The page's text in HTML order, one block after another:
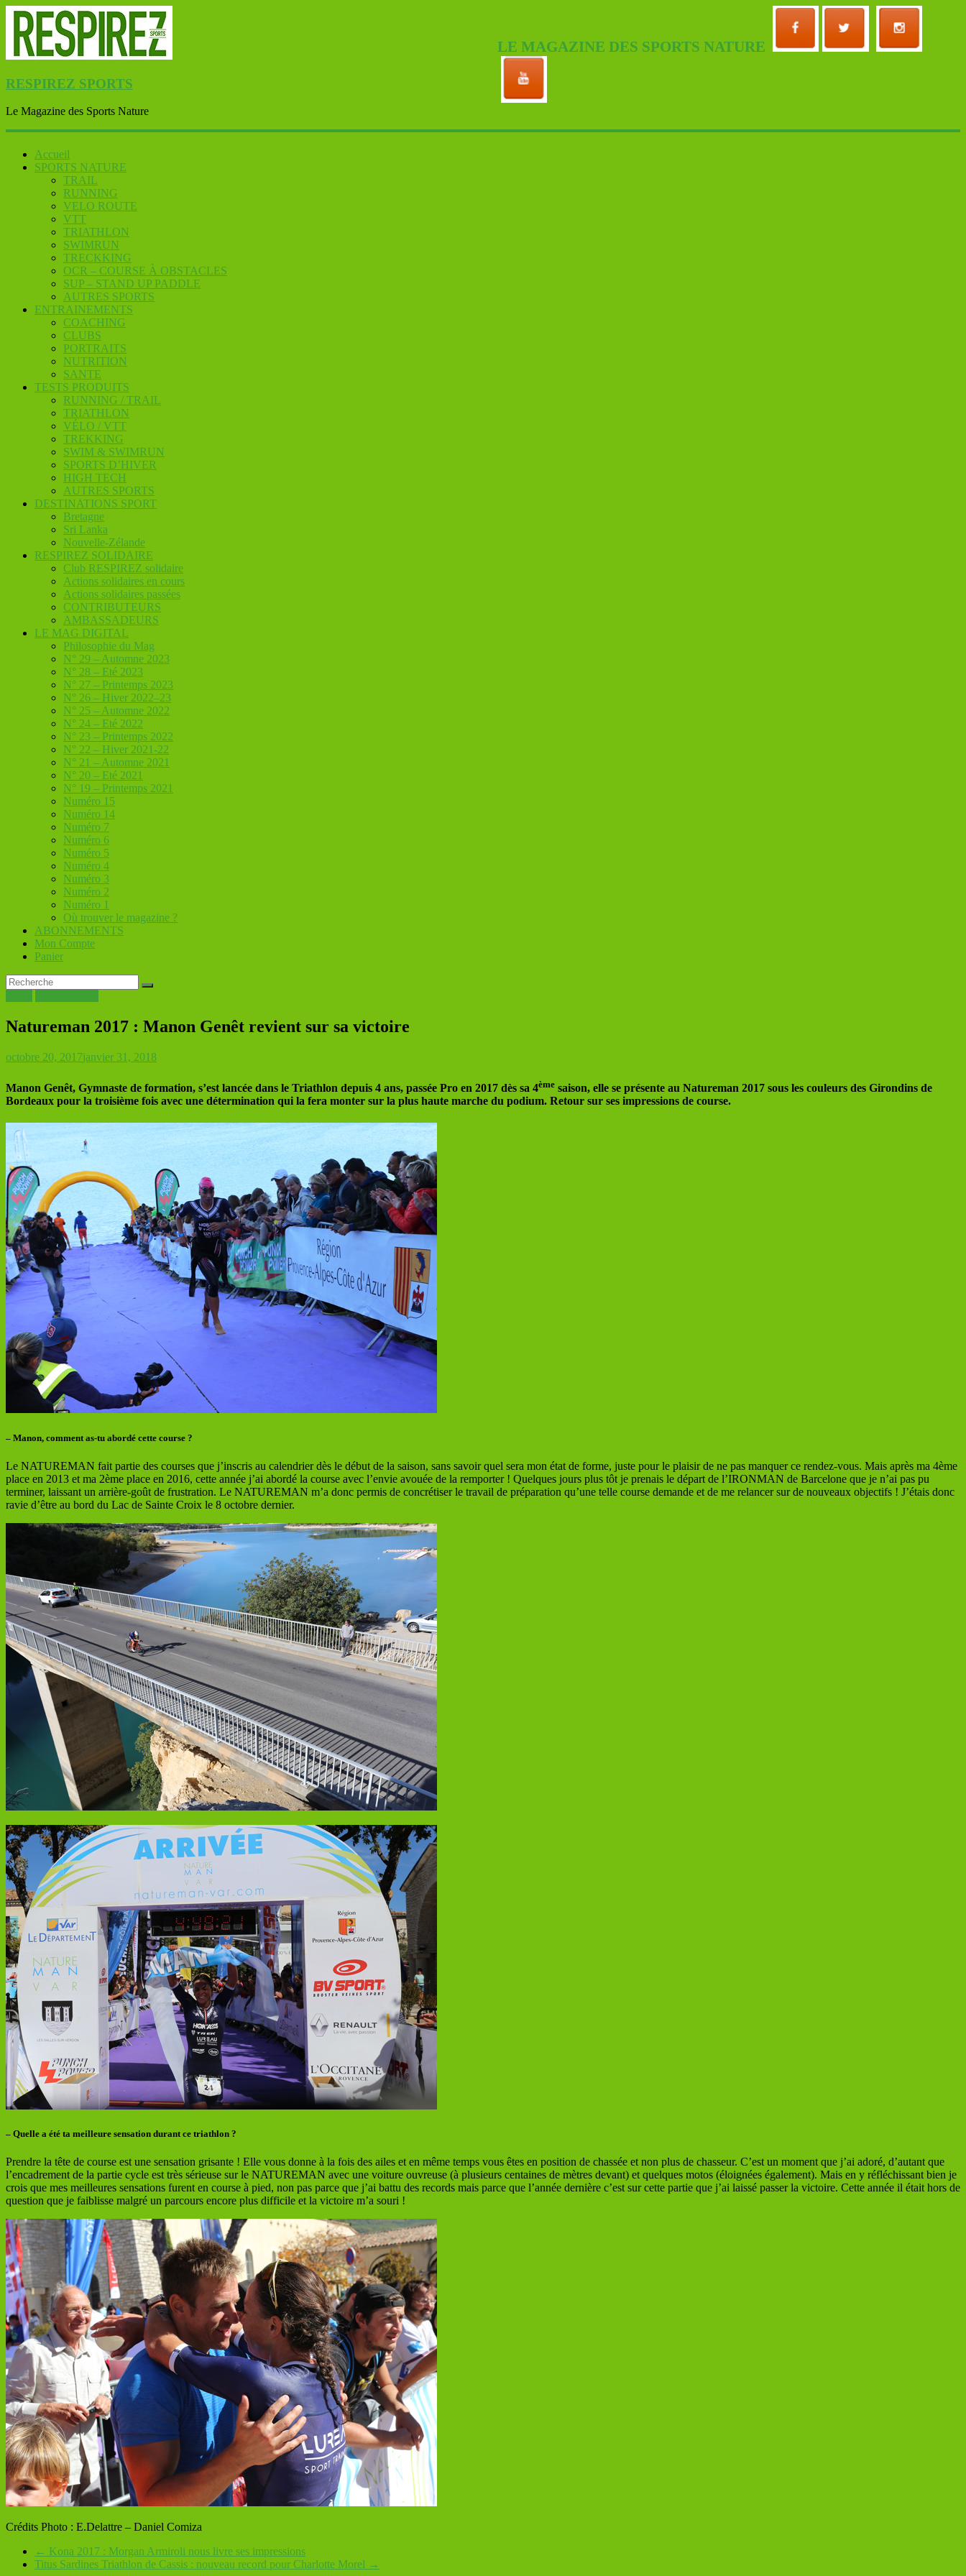
LE MAGAZINE DES SPORTS NATURE
RESPIREZ SPORTS
Le Magazine des Sports Nature
Accueil
SPORTS NATURE
TRAIL
RUNNING
VELO ROUTE
VTT
TRIATHLON
SWIMRUN
TRECKKING
OCR – COURSE À OBSTACLES
SUP – STAND UP PADDLE
AUTRES SPORTS
ENTRAINEMENTS
COACHING
CLUBS
PORTRAITS
NUTRITION
SANTE
TESTS PRODUITS
RUNNING / TRAIL
TRIATHLON
VÉLO / VTT
TREKKING
SWIM & SWIMRUN
SPORTS D’HIVER
HIGH TECH
AUTRES SPORTS
DESTINATIONS SPORT
Bretagne
Sri Lanka
Nouvelle-Zélande
RESPIREZ SOLIDAIRE
Club RESPIREZ solidaire
Actions solidaires en cours
Actions solidaires passées
CONTRIBUTEURS
AMBASSADEURS
LE MAG DIGITAL
Philosophie du Mag
N° 29 – Automne 2023
N° 28 – Eté 2023
N° 27 – Printemps 2023
N° 26 – Hiver 2022–23
N° 25 – Automne 2022
N° 24 – Eté 2022
N° 23 – Printemps 2022
N° 22 – Hiver 2021-22
N° 21 – Automne 2021
N° 20 – Eté 2021
N° 19 – Printemps 2021
Numéro 15
Numéro 14
Numéro 7
Numéro 6
Numéro 5
Numéro 4
Numéro 3
Numéro 2
Numéro 1
Où trouver le magazine ?
ABONNEMENTS
Mon Compte
Panier
Natureman 2017 : Manon Genêt revient sur sa victoire
octobre 20, 2017janvier 31, 2018
Manon Genêt, Gymnaste de formation, s’est lancée dans le Triathlon depuis 4 ans, passée Pro en 2017 dès sa 4ème saison, elle se présente au Natureman 2017 sous les couleurs des Girondins de
Bordeaux pour la troisième fois avec une détermination qui la fera monter sur la plus haute marche du podium. Retour sur ses impressions de course.
– Manon, comment as-tu abordé cette course ?
Le NATUREMAN fait partie des courses que j’inscris au calendrier dès le début de la saison, sans savoir quel sera mon état de forme, juste pour le plaisir de ne pas manquer ce rendez-vous. Mais après ma 4ème
place en 2013 et ma 2ème place en 2016, cette année j’ai abordé la course avec l’envie avouée de la remporter ! Quelques jours plus tôt je prenais le départ de l’IRONMAN de Barcelone que je n’ai pas pu
terminer, laissant un arrière-goût de frustration. Le NATUREMAN m’a donc permis de concrétiser le travail de préparation qu’une telle course demande et de me relancer sur de nouveaux objectifs ! J’étais donc
ravie d’être au bord du Lac de Sainte Croix le 8 octobre dernier.
– Quelle a été ta meilleure sensation durant ce triathlon ?
Prendre la tête de course est une sensation grisante ! Elle vous donne à la fois des ailes et en même temps vous êtes en position de chassée et non plus de chasseur. C’est un moment que j’ai adoré, d’autant que
l’encadrement de la partie cycle est très sérieuse sur le NATUREMAN avec une voiture ouvreuse (à plusieurs centaines de mètres devant) et quelques motos (éloignées également). Mais en y réfléchissant bien je
crois que mes meilleures sensations furent en course à pied, non pas parce que j’ai battu des records mais parce que l’année dernière c’est sur cette partie que j’ai laissé passer la victoire. Cette année il était hors de
question que je faiblisse malgré un parcours encore plus difficile et la victoire m’a souri !
Crédits Photo : E.Delattre – Daniel Comiza
← Kona 2017 : Morgan Armiroli nous livre ses impressions
Titus Sardines Triathlon de Cassis : nouveau record pour Charlotte Morel →